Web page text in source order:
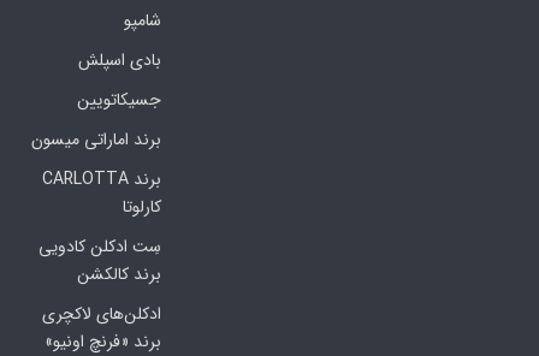
شامپو
بادی اسپلش
جسیکاتویین
برند اماراتی میسون
برند CARLOTTA
کارلوتا
سِت ادکلن کادویی
برند کالکشن
ادکلن‌های لاکچری
برند «فرنچ اونیو»